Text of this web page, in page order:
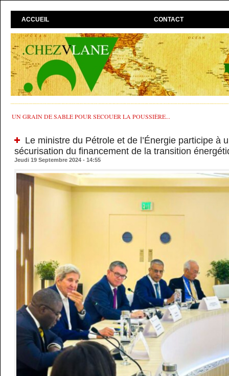
ACCUEIL CONTACT
UN GRAIN DE SABLE POUR SECOUER LA POUSSIÈRE...
Le ministre du Pétrole et de l’Énergie participe à
sécurisation du financement de la transition
Jeudi 19 Septembre 2024 - 14:55